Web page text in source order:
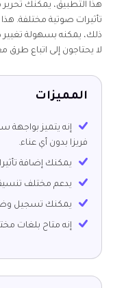
هذا التطبيق، يمكنك
تأثيرات صوتية مختلفة.
ذلك، يمكنه بسهولة
لا يحتاجون إلى اتباع طرق
المميزات
إنه يتميز بواجهة
فريزا بدون أي عناء.
يمكنك إضافة
يدعم مختلف
يمكنك تسجيل
إنه متاح بلغات